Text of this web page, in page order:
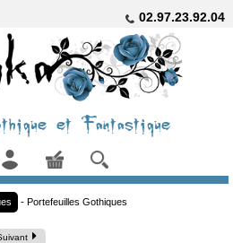
02.97.23.92.04
et Fantastique
- Portefeuilles Gothiques